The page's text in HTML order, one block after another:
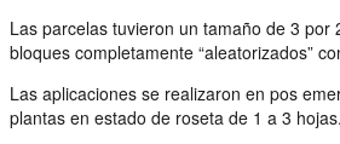
Las parcelas tuvieron un tamaño de 3 por
bloques completamente “aleatorizados”
Las aplicaciones se realizaron en pos
plantas en estado de roseta de 1 a 3 hojas.